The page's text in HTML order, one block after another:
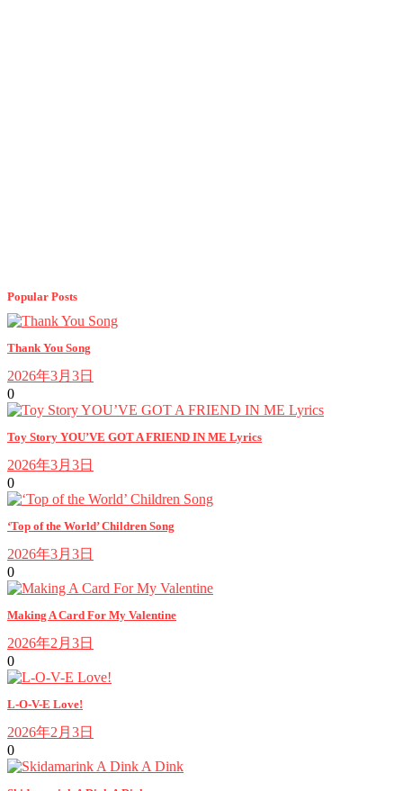
Popular Posts
Thank You Song
2026年3月3日
0
Toy Story YOU’VE GOT A FRIEND IN ME Lyrics
2026年3月3日
0
‘Top of the World’ Children Song
2026年3月3日
0
Making A Card For My Valentine
2026年2月3日
0
L-O-V-E Love!
2026年2月3日
0